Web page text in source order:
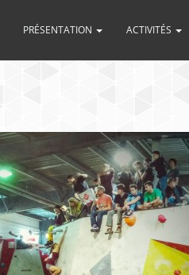
PRÉSENTATION ACTIVITÉS